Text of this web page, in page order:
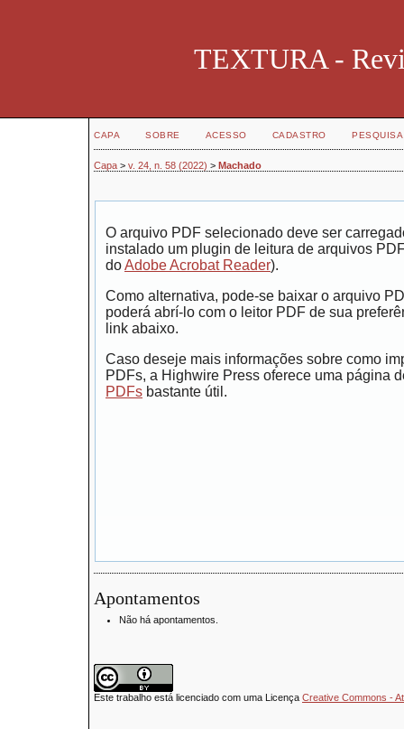
TEXTURA -
CAPA SOBRE ACESSO CADASTRO PESQUISA
Capa > v. 24, n. 58 (2022) > Machado
O arquivo PDF selecionado deve ser
instalado um plugin de leitura de arquivos
doAdobe Acrobat Reader).
Como alternativa, pode-se baixar o arquivo
poderá abrí-lo com o leitor PDF de sua
link abaixo.
Caso deseje mais informações sobre como
PDFs, a Highwire Press oferece uma página
PDFs bastante útil.
Apontamentos
Não há apontamentos.
Este trabalho está licenciado com uma Licença Creative Commons -